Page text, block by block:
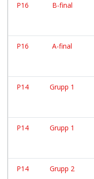
P16 B-final
P16 A-final
P14 Grupp 1
P14 Grupp 1
P14 Grupp 2